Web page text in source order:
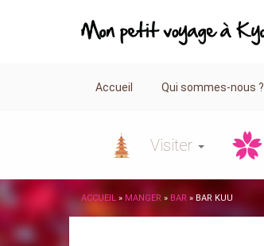
Accueil Qui sommes-nous ?
Visiter
ACCUEIL » MANGER » BAR » BAR KUU